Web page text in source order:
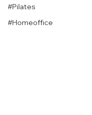
#Pilates
#Homeoffice